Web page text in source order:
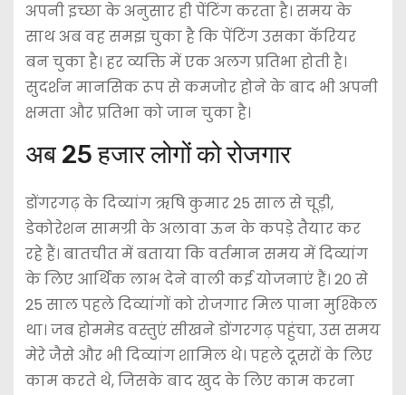
अपनी इच्छा के अनुसार ही पेंटिंग करता है। समय के
साथ अब वह समझ चुका है कि पेंटिंग उसका कॅरियर
बन चुका है। हर व्यक्ति में एक अलग प्रतिभा होती है।
सुदर्शन मानसिक रूप से कमजोर होने के बाद भी अपनी
क्षमता और प्रतिभा को जान चुका है।
अब 25 हजार लोगों को रोजगार
डोंगरगढ़ के दिव्यांग ऋषि कुमार 25 साल से चूड़ी,
डेकोरेशन सामग्री के अलावा ऊन के कपड़े तैयार कर
रहे हैं। बातचीत में बताया कि वर्तमान समय में दिव्यांग
के लिए आर्थिक लाभ देने वाली कई योजनाएं हैं। 20 से
25 साल पहले दिव्यांगों को रोजगार मिल पाना मुश्किल
था। जब होममेड वस्तुएं सीखने डोंगरगढ़ पहुंचा, उस समय
मेरे जैसे और भी दिव्यांग शामिल थे। पहले दूसरों के लिए
काम करते थे, जिसके बाद खुद के लिए काम करना